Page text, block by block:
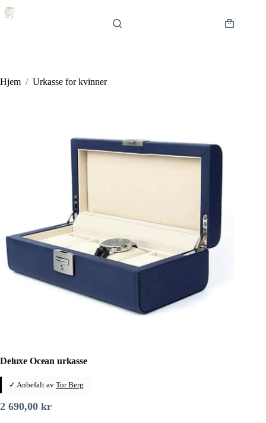
til
Hjem / Urkasse for kvinner
Deluxe Ocean urkasse
✓ Anbefalt av Tor Berg
2 690,00 kr